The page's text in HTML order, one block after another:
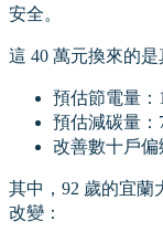
安全。
這 40 萬元換來的是
預估節電量：
預估減碳量：
改善數十戶
其中，92 歲的宜蘭
改變：